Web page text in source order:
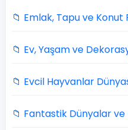
📁 Emlak, Tapu ve Konut
📁 Ev, Yaşam ve
📁 Evcil Hayvanlar
📁 Fantastik Dünyalar ve